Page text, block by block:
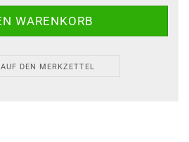
AUF DEN MERKZETTEL